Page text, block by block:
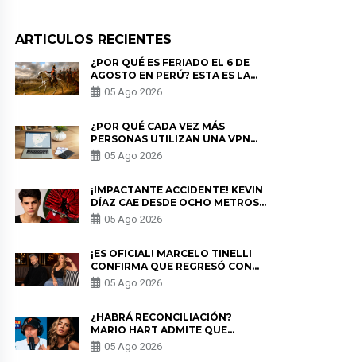
ARTICULOS RECIENTES
¿POR QUÉ ES FERIADO EL 6 DE
AGOSTO EN PERÚ? ESTA ES LA
HISTORIA
05 Ago 2026
¿POR QUÉ CADA VEZ MÁS
PERSONAS UTILIZAN UNA VPN
PARA PROTEGER SU
PRIVACIDAD?
05 Ago 2026
¡IMPACTANTE ACCIDENTE! KEVIN
DÍAZ CAE DESDE OCHO METROS
EN “ESTO ES GUERRA” Y GENERA
PREOCUPACIÓN
05 Ago 2026
¡ES OFICIAL! MARCELO TINELLI
CONFIRMA QUE REGRESÓ CON
MILETT FIGUEROA: “EL AMOR
PUDO MÁS”
05 Ago 2026
¿HABRÁ RECONCILIACIÓN?
MARIO HART ADMITE QUE
PODRÍA VOLVER CON KORINA
RIVADENEIRA: “NO LE CERRARÍA
05 Ago 2026